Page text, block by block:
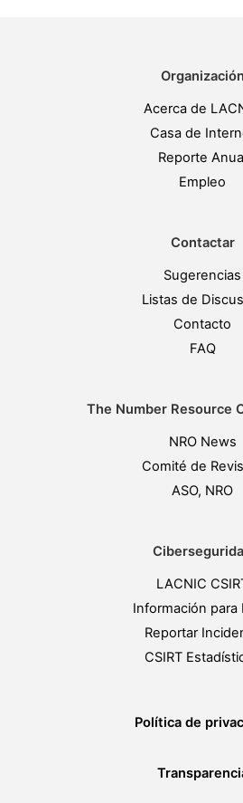
Organización
Acerca de
Casa de
Reporte
Empleo
Contactar
Sugerencias
Listas de
Contacto
FAQ
The Number Resource
NRO News
Comité de
ASO, NRO
LACNIC
Información para
Reportar
CSIRT
Política de